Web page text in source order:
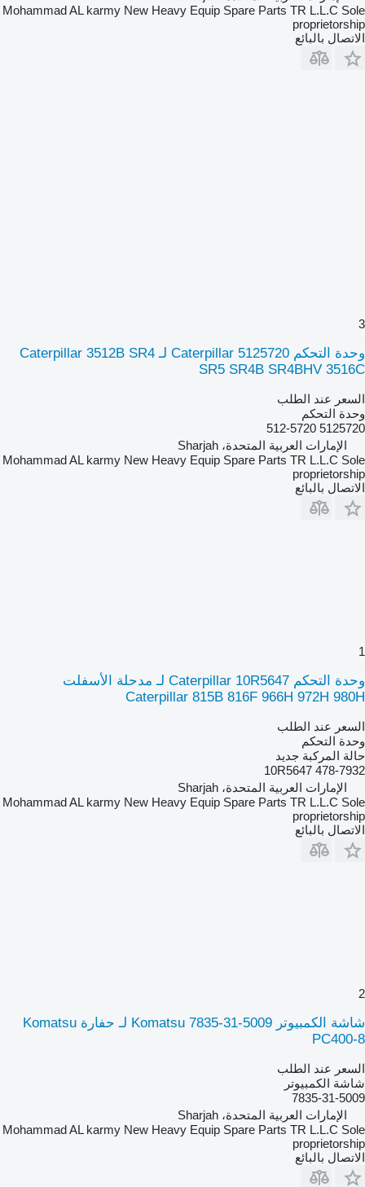
Mohammad AL karmy New Heavy Equip Spare Parts TR L.L.C Sole
proprietorship
الاتصال بالبائع
3
وحدة التحكم Caterpillar 5125720 لـ Caterpillar 3512B SR4
SR5 SR4B SR4BHV 3516C
السعر عند الطلب
وحدة التحكم
5125720 512-5720
الإمارات العربية المتحدة، Sharjah
Mohammad AL karmy New Heavy Equip Spare Parts TR L.L.C Sole
proprietorship
الاتصال بالبائع
1
وحدة التحكم Caterpillar 10R5647 لـ مدحلة الأسفلت
Caterpillar 815B 816F 966H 972H 980H
السعر عند الطلب
وحدة التحكم
حالة المركبة جديد
10R5647 478-7932
الإمارات العربية المتحدة، Sharjah
Mohammad AL karmy New Heavy Equip Spare Parts TR L.L.C Sole
proprietorship
الاتصال بالبائع
2
شاشة الكمبيوتر Komatsu 7835-31-5009 لـ حفارة Komatsu
PC400-8
السعر عند الطلب
شاشة الكمبيوتر
7835-31-5009
الإمارات العربية المتحدة، Sharjah
Mohammad AL karmy New Heavy Equip Spare Parts TR L.L.C Sole
proprietorship
الاتصال بالبائع